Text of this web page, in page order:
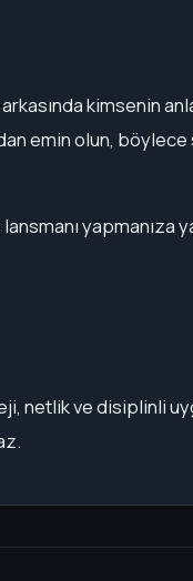
kimsenin
emin olun,
yapmanıza
netlik ve disiplinli